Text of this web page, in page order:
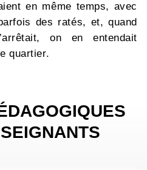
en même temps, avec
des ratés, et, quand
on en entendait
quartier.